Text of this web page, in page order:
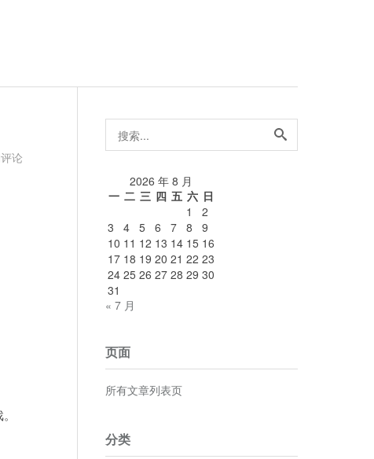
论
搜
索...
2026 年 8 月
一 二 三 四 五 六 日
1
2
3
4 5 6 7 8
9
10 11 12 13 14 15 16
17 18 19 20 21 22 23
24 25 26 27 28 29 30
31
« 7 月
页面
所有文章列表页
分类